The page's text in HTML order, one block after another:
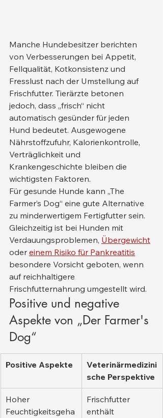
Manche Hundebesitzer berichten
von Verbesserungen bei Appetit,
Fellqualität, Kotkonsistenz und
Fresslust nach der Umstellung auf
Frischfutter. Tierärzte betonen
jedoch, dass „frisch“ nicht
automatisch gesünder für jeden
Hund bedeutet. Ausgewogene
Nährstoffzufuhr, Kalorienkontrolle,
Verträglichkeit und
Krankengeschichte bleiben die
wichtigsten Faktoren.
Für gesunde Hunde kann „The
Farmer’s Dog“ eine gute Alternative
zu minderwertigem Fertigfutter sein.
Gleichzeitig ist bei Hunden mit
Verdauungsproblemen, Übergewicht
oder einem Risiko für Pankreatitis
besondere Vorsicht geboten, wenn
auf reichhaltigere
Frischfutternahrung umgestellt wird.
Positive und negative
Aspekte von „Der Farmer's
Dog“
Positive Aspekte
Veterinärmedizini
sche Perspektive
Hoher
Feuchtigkeitsgeha
Frischfutter
enthält